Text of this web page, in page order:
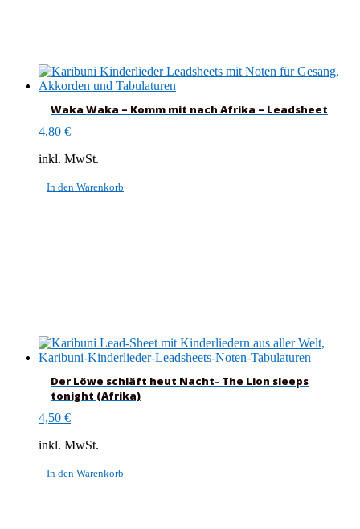
Waka Waka – Komm mit nach Afrika – Leadsheet
4,80 €
inkl. MwSt.
In den Warenkorb
Der Löwe schläft heut Nacht- The Lion sleeps
tonight (Afrika)
4,50 €
inkl. MwSt.
In den Warenkorb